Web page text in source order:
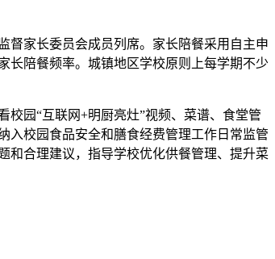
家长委员会成员列席。家长陪餐采用自主申
长陪餐频率。城镇地区学校原则上每学期不少
园“互联网+明厨亮灶”视频、菜谱、食堂管
入校园食品安全和膳食经费管理工作日常监管
和合理建议，指导学校优化供餐管理、提升菜